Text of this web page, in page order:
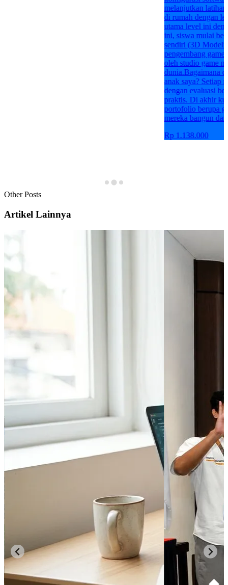
melanjutkan
di rumah dengan
utama level ini
ini, siswa mulai
sendiri (3D
pengembang
oleh studio game
dunia.Bagaimana
anak saya? Setiap
dengan evaluasi
praktis. Di akhir
portofolio berupa
mereka bangun
Rp 1.138.000
Other Posts
Artikel Lainnya